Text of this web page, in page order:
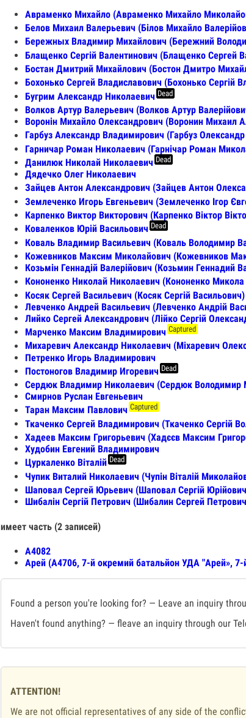
Авраменко Михайло (Авраменко Михайло
Белов Михаил Валерьевич (Білов Михайло
Бережных Владимир Михайлович (Бережний
Блащенко Сергій Валентинович (Блащенко Сергей
Бостан Дмитрий Михайлович (Бостон Дмитро
Бохонько Сергей Владиславович (Бохонько Сергій
Бугрим Александр Николаевич Dead
Волков Артур Валерьевич (Волков Артур
Воронін Михайло Олександрович (Воронин Михаил
Гарбуз Александр Владимирович (Гарбуз
Гарничар Роман Николаевич (Гарнічар Роман
Данилюк Николай Николаевич Dead
Дядечко Олег Николаевич
Зайцев Антон Александрович (Зайцев Антон
Землеченко Игорь Евгеньевич (Землеченко Ігор
Карпенко Виктор Викторович (Карпенко Віктор
Коваленков Юрій Васильович Dead
Коваль Владимир Васильевич (Коваль Володимир
Кожевников Максим Миколайович (Кожевников
Козьмін Геннадій Валерійович (Козьмин Геннадий
Кононенко Николай Николаевич (Кононенко
Косяк Сергей Васильевич (Косяк Сергій Васильович)
Левченко Андрей Васильевич (Левченко Андрій
Лийко Сергей Александрович (Лійко Сергій
Марченко Максим Владимирович Captured
Михаревич Александр Николаевич (Міхаревич
Петренко Игорь Владимирович
Постоногов Владимир Игоревич Dead
Сердюк Владимир Николаевич (Сердюк Володимир
Смирнов Руслан Евгеньевич
Таран Максим Павлович Captured
Ткаченко Сергей Владимирович (Ткаченко Сергій
Хадеев Максим Григорьевич (Хадєєв Максим
Худобин Евгений Владимирович
Цуркаленко Віталій Dead
Чупик Виталий Николаевич (Чупін Віталій
Шаповал Сергей Юрьевич (Шаповал Сергій
Шибалін Сергій Петрович (Шибалин Сергей
имеет часть (2 записей)
А4082
Арей (А4706, 7-й окремий батальйон УДА "Арей»,
Found a person you're looking for? — Leave an inquiry
Haven't found anything? — fleave an inquiry through our
ATTENTION!
We are not official representatives of any side of the